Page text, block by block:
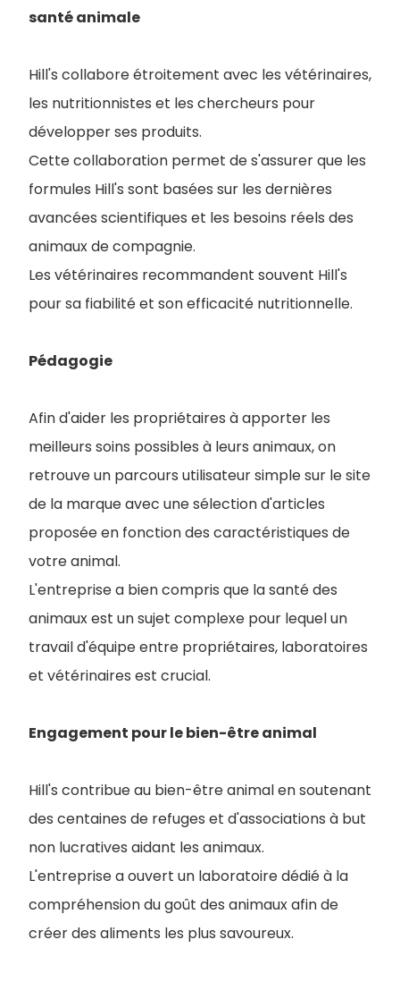
santé animale
Hill's collabore étroitement avec les vétérinaires,
les nutritionnistes et les chercheurs pour
développer ses produits.
Cette collaboration permet de s'assurer que les
formules Hill's sont basées sur les dernières
avancées scientifiques et les besoins réels des
animaux de compagnie.
Les vétérinaires recommandent souvent Hill's
pour sa fiabilité et son efficacité nutritionnelle.
Pédagogie
Afin d'aider les propriétaires à apporter les
meilleurs soins possibles à leurs animaux, on
retrouve un parcours utilisateur simple sur le site
de la marque avec une sélection d'articles
proposée en fonction des caractéristiques de
votre animal.
L'entreprise a bien compris que la santé des
animaux est un sujet complexe pour lequel un
travail d'équipe entre propriétaires, laboratoires
et vétérinaires est crucial.
Engagement pour le bien-être animal
Hill's contribue au bien-être animal en soutenant
des centaines de refuges et d'associations à but
non lucratives aidant les animaux.
L'entreprise a ouvert un laboratoire dédié à la
compréhension du goût des animaux afin de
créer des aliments les plus savoureux.